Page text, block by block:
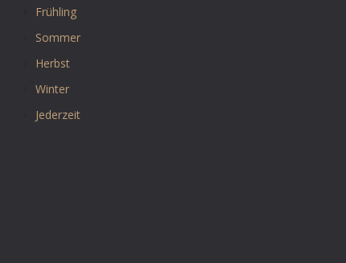
Frühling
Sommer
Herbst
Winter
Jederzeit